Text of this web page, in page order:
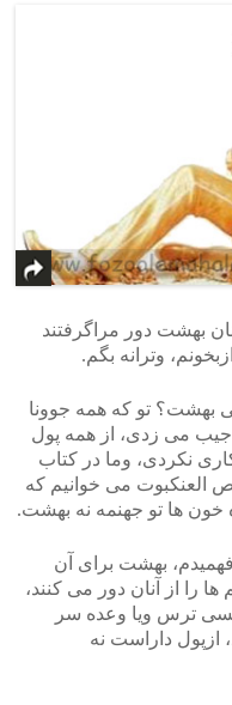
بهشت دور مراگرفتند
وترانه بگم.
بهشت؟ تو که همه جوونا
می زدی، از همه پول
نکردی، وما در کتاب
العنکبوت می خوانیم که
خون ها تو جهنمه نه بهشت.
بهشت برای آن
را از آنان دور می کنند،
ترس ویا وعده سر
ازپول داراست نه